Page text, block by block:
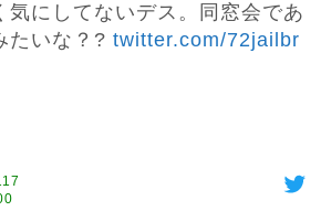
気にしてないデス。同窓会であ
たいな？? twitter.com/72jailbr